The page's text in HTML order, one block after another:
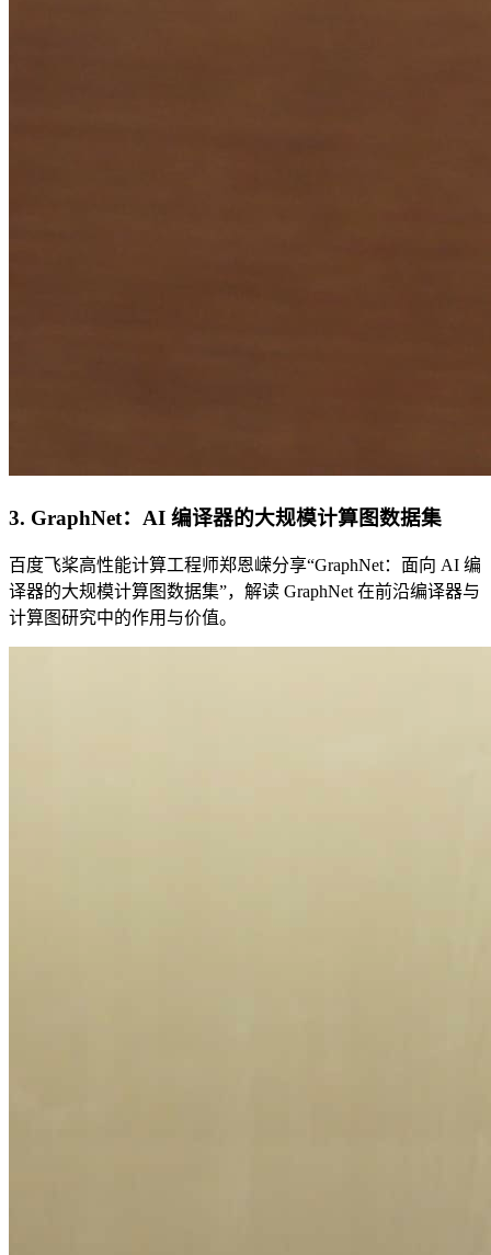
3. GraphNet：AI 编译器的大规模计算图数据集
百度飞桨高性能计算工程师郑恩嵘分享“GraphNet：面向 AI 编
译器的大规模计算图数据集”，解读 GraphNet 在前沿编译器与
计算图研究中的作用与价值。